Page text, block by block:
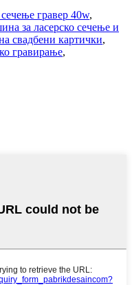
гравер 40w,
за ласерско сечење и
свадбени картички,
гравирање,